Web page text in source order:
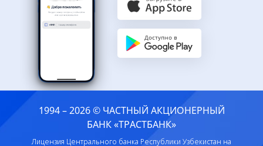
1994 – 2026 © ЧАСТНЫЙ АКЦИОНЕРНЫЙ
БАНК «ТРАСТБАНК»
Лицензия Центрального банка Республики Узбекистан на